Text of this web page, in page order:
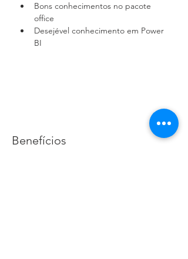
Bons conhecimentos no pacote
office
Desejével conhecimento em Power
BI
Benefícios